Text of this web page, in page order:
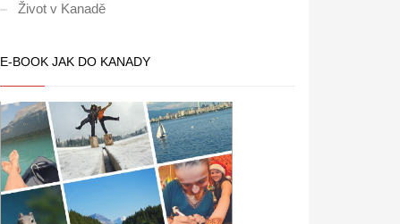
Život v Kanadě
E-BOOK JAK DO KANADY